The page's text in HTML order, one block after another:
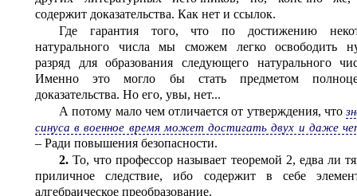
содержит доказательства. Как нет и ссылок.
Где гарантия того, что по достижению
натурального числа мы сможем легко освободить
разряд для образования следующего натурального
Именно это могло бы стать предметом
доказательства. Но его, увы, нет...
А потому мало чем отличается от утверждения, что
синуса в военное время может достигать двух и даже
– Ради повышения безопасности.
2. То, что профессор называет теоремой 2, едва ли
приличное следствие, ибо содержит в себе
алгебраическое преобразование.